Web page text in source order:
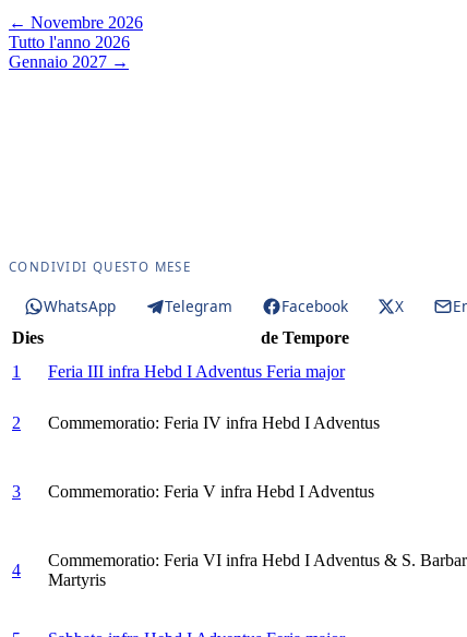
← Novembre 2026
Tutto l'anno 2026
Gennaio 2027 →
CONDIVIDI QUESTO MESE
WhatsApp Telegram Facebook X
Dies de Tempore
1
Feria III infra Hebd I Adventus Feria major
2 Commemoratio: Feria IV infra Hebd I Adventus
3 Commemoratio: Feria V infra Hebd I Adventus
4
Commemoratio: Feria VI infra Hebd I Adventus & S.
Martyris